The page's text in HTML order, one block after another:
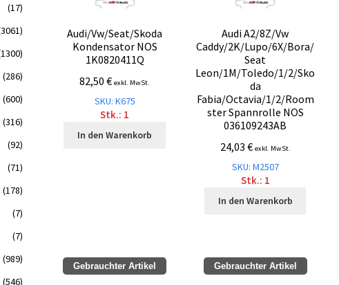
Audi/Vw/Seat/Skoda
Kondensator NOS
1K0820411Q
82,50€ exkl. MwSt.
SKU: K675
Stk.: 1
In den Warenkorb
Audi A2/8Z/Vw
Caddy/2K/Lupo/6X/Bora/
Seat
Leon/1M/Toledo/1/2/Sko
da
Fabia/Octavia/1/2/Room
ster Spannrolle NOS
036109243AB
24,03 € exkl. MwSt.
SKU: M2507
Stk.: 1
In den Warenkorb
Gebrauchter Artikel Gebrauchter Artikel
(17)
(286)
(600)
(316)
(92)
(71)
(178)
(7)
(7)
(989)
(546)